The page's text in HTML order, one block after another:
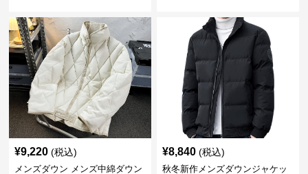
¥9,220 (税込)
メンズダウン メンズ中綿ダウン
¥8,840 (税込)
秋冬新作メンズダウンジャケッ